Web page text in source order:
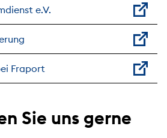
e.V.
Fraport
Sie uns gerne